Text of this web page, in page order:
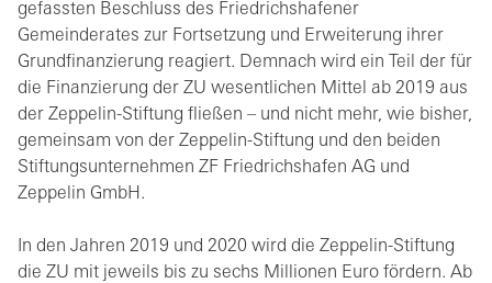
gefassten Beschluss des Friedrichshafener
Gemeinderates zur Fortsetzung und Erweiterung ihrer
Grundfinanzierung reagiert. Demnach wird ein Teil der für
die Finanzierung der ZU wesentlichen Mittel ab 2019 aus
der Zeppelin-Stiftung fließen – und nicht mehr, wie bisher,
gemeinsam von der Zeppelin-Stiftung und den beiden
Stiftungsunternehmen ZF Friedrichshafen AG und
Zeppelin GmbH.
In den Jahren 2019 und 2020 wird die Zeppelin-Stiftung
die ZU mit jeweils bis zu sechs Millionen Euro fördern. Ab